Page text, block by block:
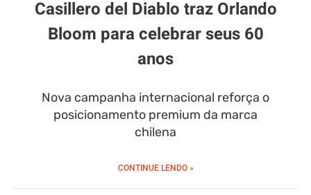
Casillero del Diablo traz Orlando
Bloom para celebrar seus 60
anos
Nova campanha internacional reforça o
posicionamento premium da marca
chilena
CONTINUE LENDO »